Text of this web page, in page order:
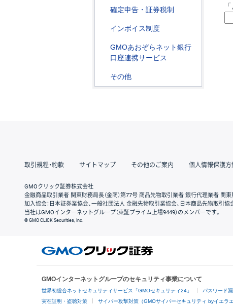
確定申告・証券税制
インボイス制度
GMOあおぞらネット銀行
口座連携サービス
その他
取引規程・約款 サイトマップ その他のご案内 個人情報保護方
GMOクリック証券株式会社
金融商品取引業者 関東財務局長（金商）第77号 商品先物取引業者 銀行代理業者 関
加入協会：日本証券業協会、一般社団法人 金融先物取引業協会、日本商品先物取引協
当社はGMOインターネットグループ（東証プライム上場9449）のメンバーです。
© GMO CLICK Securities, Inc.
GMOインターネットグループのセキュリティ事業について
世界初総合ネットセキュリティサービス「GMOセキュリティ24」 パスワード
実在証明・盗聴対策 サイバー攻撃対策（GMOサイバーセキュリティ byイエラエ